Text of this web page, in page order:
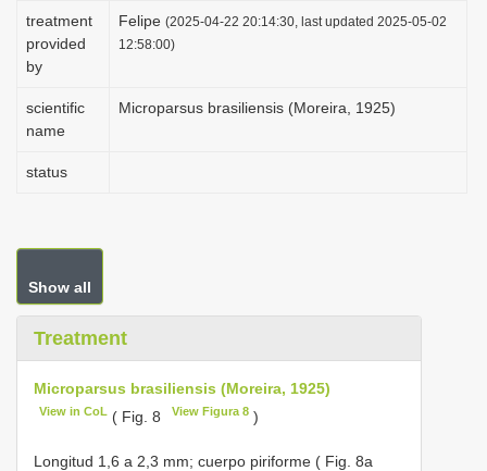
treatment
provided
by
Felipe (2025-04-22 20:14:30, last updated 2025-05-02
12:58:00)
scientific
name
Microparsus brasiliensis (Moreira, 1925)
status
Show all
Treatment
Microparsus brasiliensis (Moreira, 1925)
View in CoL ( Fig. 8 View Figura 8)
Longitud 1,6 a 2,3 mm; cuerpo piriforme ( Fig. 8a